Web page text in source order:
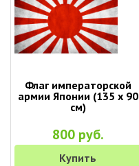
Флаг императорской
армии Японии (135 х 90
см)
800 руб.
Купить